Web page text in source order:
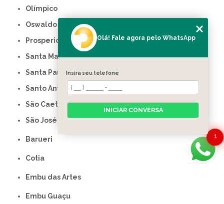
Olímpico
Oswaldo Cruz
Prosperidade
Santa Maria
Santa Paula
Santo Antônio
São Caetano do Sul
São José
Barueri
Cotia
Embu das Artes
Embu Guaçu
1
Olá! Fale agora pelo WhatsApp
Insira seu telefone
INICIAR CONVERSA